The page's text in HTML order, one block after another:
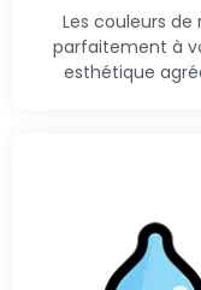
Les couleurs
parfaitement à
esthétique